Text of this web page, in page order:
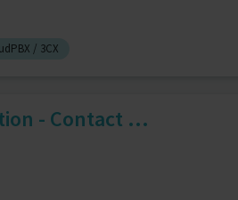
/ 3CX
- Contact ...